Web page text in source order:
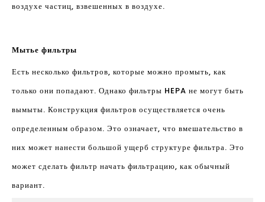
воздухе частиц, взвешенных в воздухе.
Мытье фильтры
Есть несколько фильтров, которые можно промыть, как
только они попадают. Однако фильтры HEPA не могут быть
вымыты. Конструкция фильтров осуществляется очень
определенным образом. Это означает, что вмешательство в
них может нанести большой ущерб структуре фильтра. Это
может сделать фильтр начать фильтрацию, как обычный
вариант.